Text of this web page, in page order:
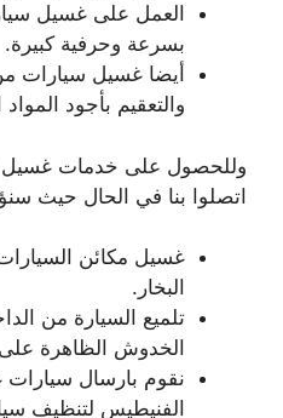
العمل على غسيل
بسرعة وحرفية كبيرة.
أيضا غسيل سيارات
والتعقيم بأجود
وللحصول على خدمات غسيل
اتصلوا بنا في الحال حيث
غسيل مكائن
البخار.
تلميع السيارة من
الخدوش الظاهرة
نقوم بارسال
الفنيطيس لتنظيف